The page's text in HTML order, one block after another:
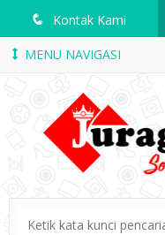
q Kontak Kami
MENU NAVIGASI